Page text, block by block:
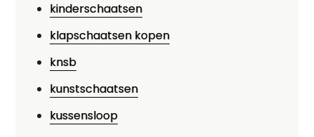
kinderschaatsen
klapschaatsen kopen
knsb
kunstschaatsen
kussensloop